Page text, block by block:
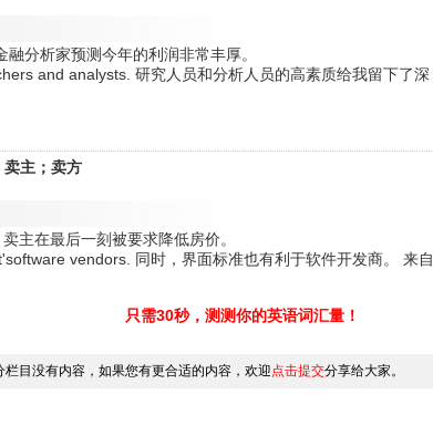
分析家预测今年的利润非常丰厚。
and analysts. 研究人员和分析人员的高素质给我留下了深
主；卖方
主在最后一刻被要求降低房价。
vendors. 同时，界面标准也有利于软件开发商。 来自
只需30秒，测测你的英语词汇量！
目没有内容，如果您有更合适的内容，欢迎点击提交分享给大家。